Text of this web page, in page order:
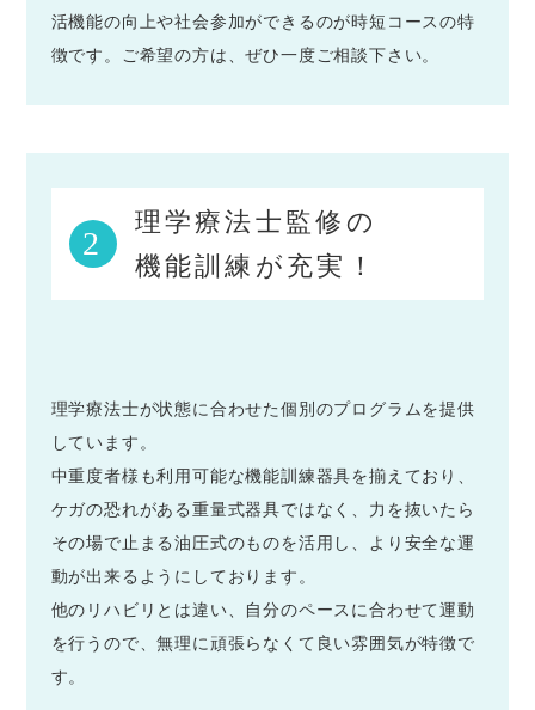
活機能の向上や社会参加ができるのが時短コースの特
徴です。ご希望の方は、ぜひ一度ご相談下さい。
2
理学療法士監修の
機能訓練が充実！
理学療法士が状態に合わせた個別のプログラムを提供
しています。
中重度者様も利用可能な機能訓練器具を揃えており、
ケガの恐れがある重量式器具ではなく、力を抜いたら
その場で止まる油圧式のものを活用し、より安全な運
動が出来るようにしております。
他のリハビリとは違い、自分のペースに合わせて運動
を行うので、無理に頑張らなくて良い雰囲気が特徴で
す。